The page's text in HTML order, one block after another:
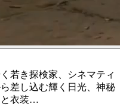
若き探検家、シネマティ
差し込む輝く日光、神秘
と衣装…